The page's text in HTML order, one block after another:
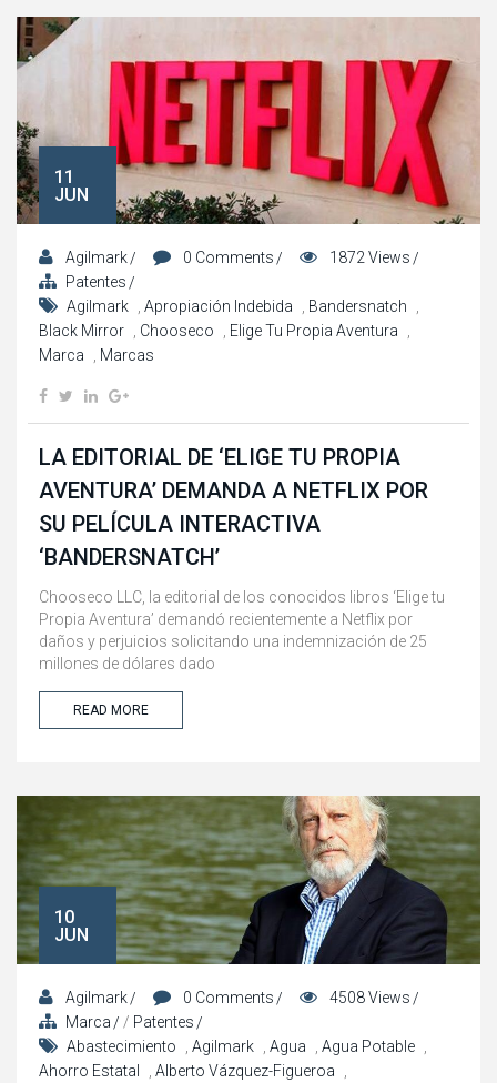
11
JUN
Agilmark 0 Comments
1872 Views
Patentes
Agilmark , Apropiación Indebida , Bandersnatch
,
Black Mirror , Chooseco , Elige Tu Propia Aventura
,
Marca
, Marcas
LA EDITORIAL DE ‘ELIGE TU PROPIA
AVENTURA’ DEMANDA A NETFLIX POR
SU PELÍCULA INTERACTIVA
‘BANDERSNATCH’
Chooseco LLC, la editorial de los conocidos libros ‘Elige tu
Propia Aventura’ demandó recientemente a Netflix por
daños y perjuicios solicitando una indemnización de 25
millones de dólares dado
READ MORE
10
JUN
Agilmark 0 Comments
4508 Views
Marca
/ Patentes
Abastecimiento
Agilmark Agua Agua Potable
Ahorro Estatal
Alberto Vázquez-Figueroa